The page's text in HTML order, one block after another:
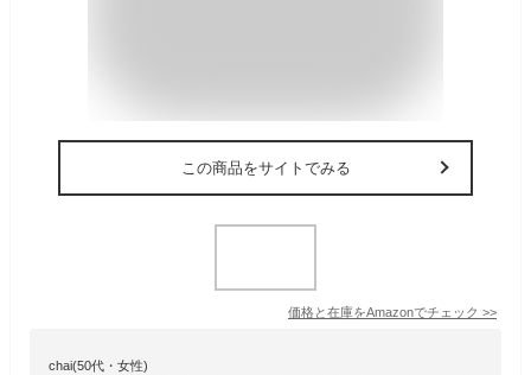
この商品をサイトでみる
価格と在庫をAmazonでチェック >>
chai(50代・女性)